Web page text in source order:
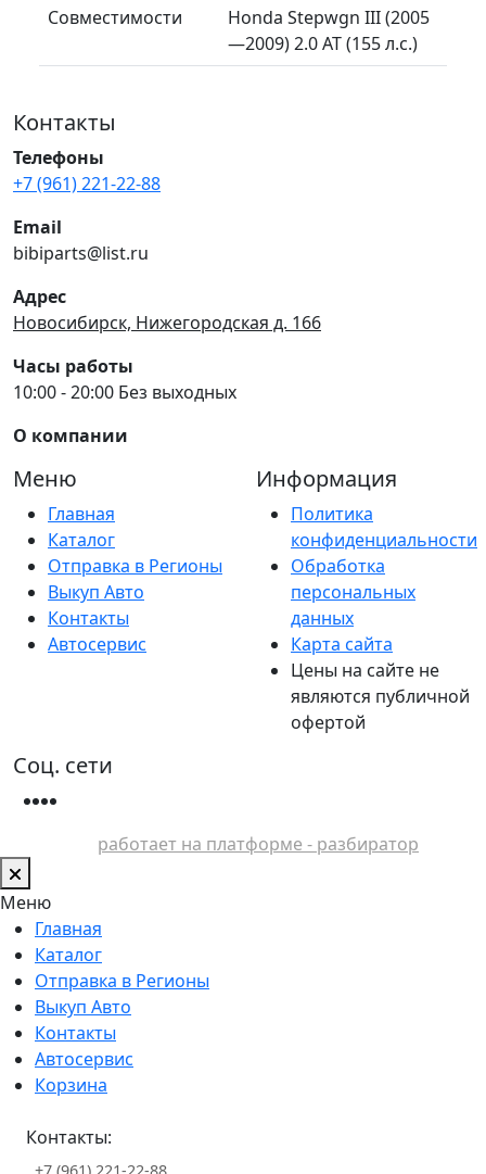
Совместимости
Honda Stepwgn III (2005
—2009) 2.0 AT (155 л.с.)
Контакты
Телефоны
+7 (961) 221-22-88
Email
bibiparts@list.ru
Адрес
Новосибирск, Нижегородская д. 166
Часы работы
10:00 - 20:00 Без выходных
О компании
Меню
Главная
Каталог
Отправка в Регионы
Выкуп Авто
Контакты
Автосервис
Информация
Политика
конфиденциальности
Обработка
персональных
данных
Карта сайта
Цены на сайте не
являются публичной
офертой
Соц. сети
работает на платформе - разбиратор
Меню
Главная
Каталог
Отправка в Регионы
Выкуп Авто
Контакты
Автосервис
Корзина
Контакты: